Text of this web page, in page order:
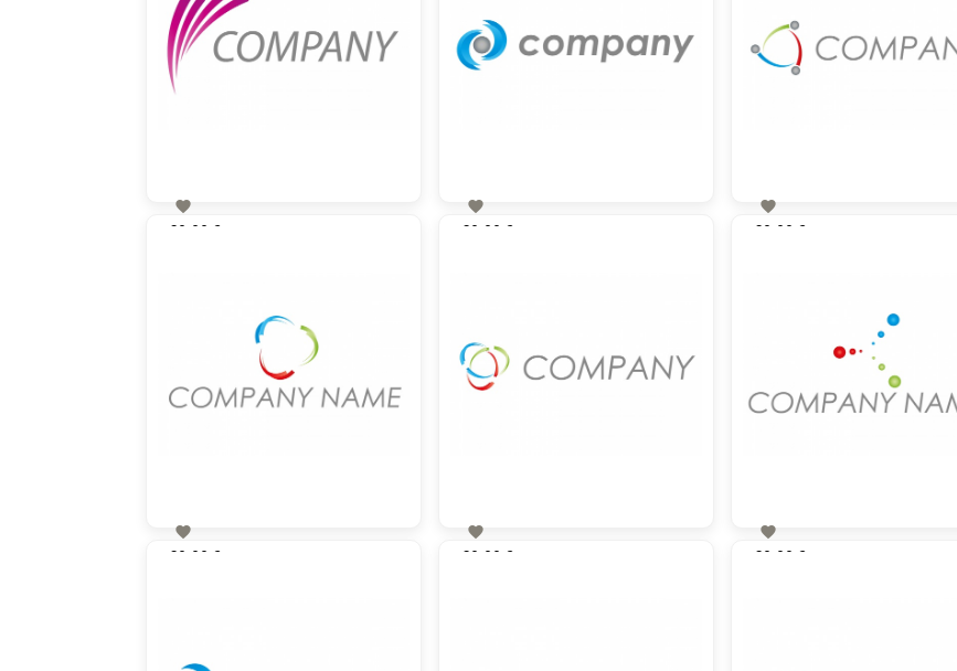

60,00 €

60,00 €

60,00 €

60,00 €

60,00 €

60,00 €